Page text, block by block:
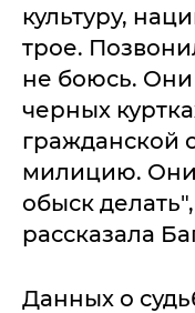
культуру,
трое.
не боюсь. Они
черных
гражданской
милицию.
обыск
рассказала
Данных о